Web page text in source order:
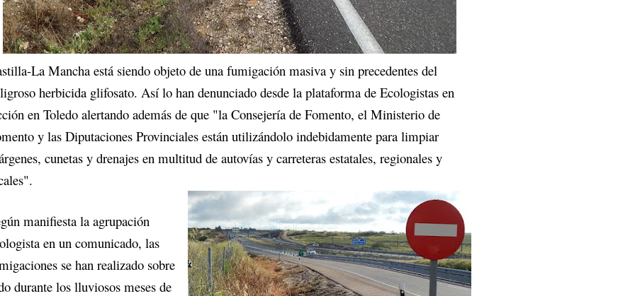
La Mancha está siendo objeto de una fumigación masiva y sin precedentes del
herbicida glifosato. Así lo han denunciado desde la plataforma de Ecologistas en
en Toledo alertando además de que "la Consejería de Fomento, el Ministerio de
y las Diputaciones Provinciales están utilizándolo indebidamente para limpiar
cunetas y drenajes en multitud de autovías y carreteras estatales, regionales y
manifiesta la agrupación
en un comunicado, las
se han realizado sobre
durante los lluviosos meses de